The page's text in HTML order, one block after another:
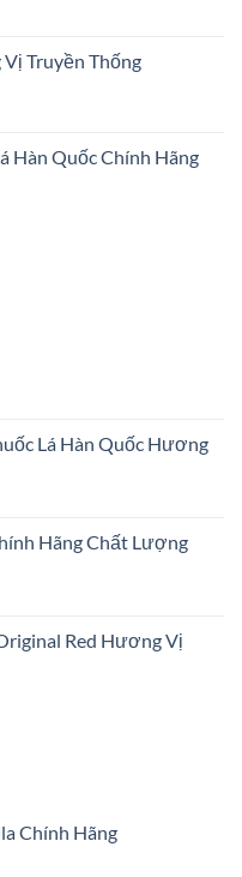
Truyền Thống
Hàn Quốc Chính Hãng
Lá Hàn Quốc Hương
Hãng Chất Lượng
Red Hương Vị
Chính Hãng